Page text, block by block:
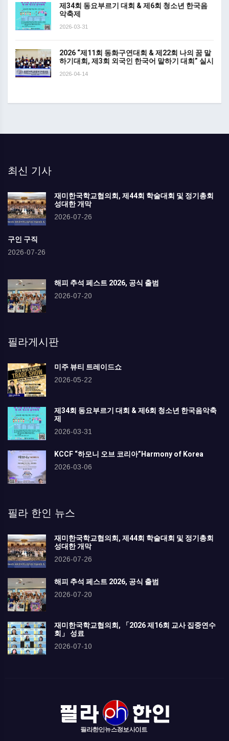
제34회 동요부르기 대회 & 제6회 청소년 한국음
악축제
2026-03-31
2026 “제11회 동화구연대회 & 제22회 나의 꿈 말
하기대회, 제3회 외국인 한국어 말하기 대회” 실시
2026-04-14
최신 기사
재미한국학교협의회, 제44회 학술대회 및 정기총회
성대한 개막
2026-07-26
구인 구직
2026-07-26
해피 추석 페스트 2026, 공식 출범
2026-07-20
필라게시판
미주 뷰티 트레이드쇼
2026-05-22
제34회 동요부르기 대회 & 제6회 청소년 한국음악축
제
2026-03-31
KCCF “하모니 오브 코리아”Harmony of Korea
2026-03-06
필라 한인 뉴스
재미한국학교협의회, 제44회 학술대회 및 정기총회
성대한 개막
2026-07-26
해피 추석 페스트 2026, 공식 출범
2026-07-20
재미한국학교협의회, 「2026 제16회 교사 집중연수
회」 성료
2026-07-10